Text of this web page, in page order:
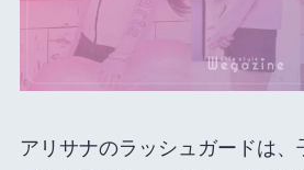
アリサナのラッシュガードは、